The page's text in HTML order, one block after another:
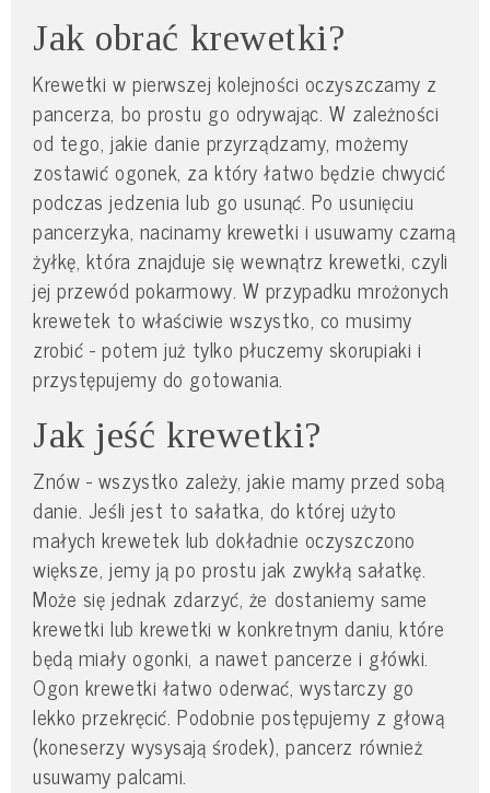
Jak obrać krewetki?
Krewetki w pierwszej kolejności oczyszczamy z
pancerza, bo prostu go odrywając. W zależności
od tego, jakie danie przyrządzamy, możemy
zostawić ogonek, za który łatwo będzie chwycić
podczas jedzenia lub go usunąć. Po usunięciu
pancerzyka, nacinamy krewetki i usuwamy czarną
żyłkę, która znajduje się wewnątrz krewetki, czyli
jej przewód pokarmowy. W przypadku mrożonych
krewetek to właściwie wszystko, co musimy
zrobić - potem już tylko płuczemy skorupiaki i
przystępujemy do gotowania.
Jak jeść krewetki?
Znów - wszystko zależy, jakie mamy przed sobą
danie. Jeśli jest to sałatka, do której użyto
małych krewetek lub dokładnie oczyszczono
większe, jemy ją po prostu jak zwykłą sałatkę.
Może się jednak zdarzyć, że dostaniemy same
krewetki lub krewetki w konkretnym daniu, które
będą miały ogonki, a nawet pancerze i główki.
Ogon krewetki łatwo oderwać, wystarczy go
lekko przekręcić. Podobnie postępujemy z głową
(koneserzy wysysają środek), pancerz również
usuwamy palcami.